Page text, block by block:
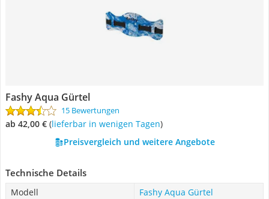
Fashy Aqua Gürtel
15 Bewertungen
ab 42,00 € ( Lieferbar in wenigen Tagen)
Preisvergleich und weitere Angebote
Technische Details
Modell
Fashy Aqua Gürtel